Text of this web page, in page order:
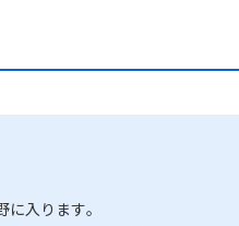
入ります。